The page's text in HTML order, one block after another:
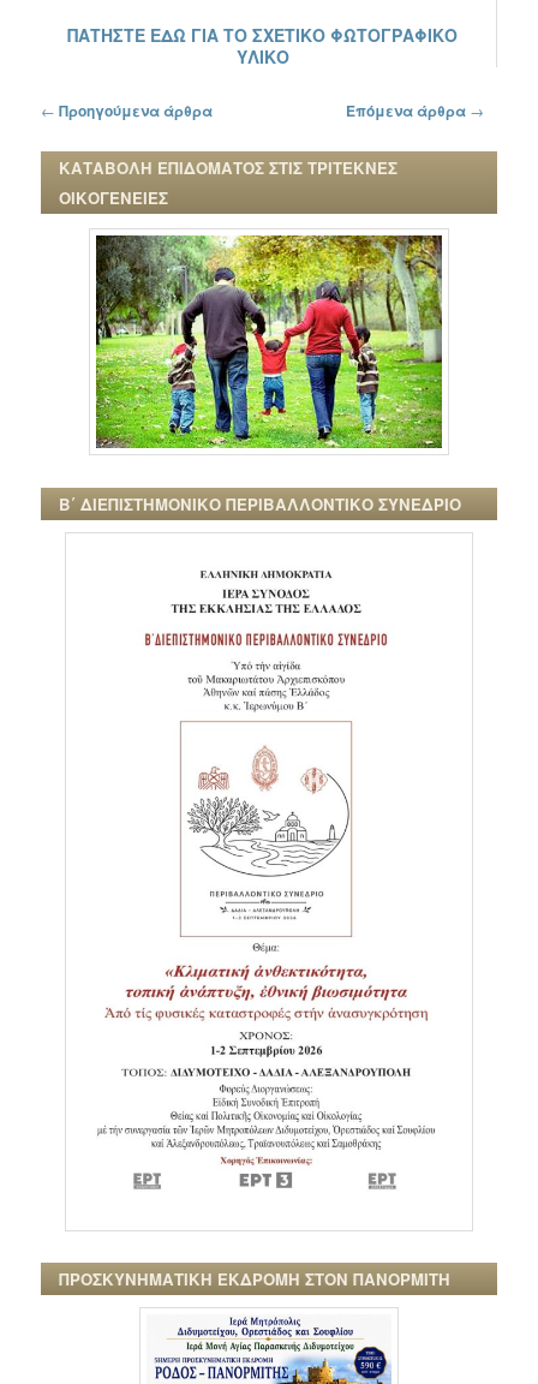
ΠΑΤΗΣΤΕ ΕΔΩ ΓΙΑ ΤΟ ΣΧΕΤΙΚΟ ΦΩΤΟΓΡΑΦΙΚΟ
ΥΛΙΚΟ
Πλοήγηση στα άρθρα
← Προηγούμενα άρθρα Επόμενα άρθρα →
ΚΑΤΑΒΟΛΗ ΕΠΙΔΟΜΑΤΟΣ ΣΤΙΣ ΤΡΙΤΕΚΝΕΣ
ΟΙΚΟΓΕΝΕΙΕΣ
Β΄ ΔΙΕΠΙΣΤΗΜΟΝΙΚΟ ΠΕΡΙΒΑΛΛΟΝΤΙΚΟ ΣΥΝΕΔΡΙΟ
ΠΡΟΣΚΥΝΗΜΑΤΙΚΗ ΕΚΔΡΟΜΗ ΣΤΟΝ ΠΑΝΟΡΜΙΤΗ